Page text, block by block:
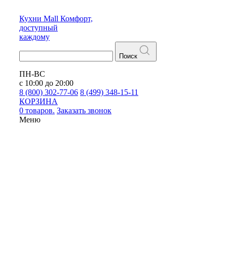
Кухни Mall Комфорт,
доступный
каждому
Поиск
ПН-ВС
с 10:00 до 20:00
8 (800) 302-77-06 8 (499) 348-15-11
КОРЗИНА
0 товаров. Заказать звонок
Меню